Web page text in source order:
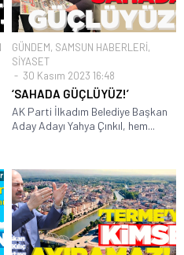
GÜNDEM, SAMSUN HABERLERİ,
SİYASET
30 Kasım 2023 16:48
‘SAHADA GÜÇLÜYÜZ!’
AK Parti İlkadım Belediye Başkan
Aday Adayı Yahya Çınkıl, hem...